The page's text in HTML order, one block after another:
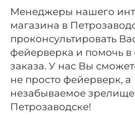
Менеджеры нашего
магазина в
проконсультировать
фейерверка и помочь в
заказа. У нас Вы
не просто фейерверк, а
незабываемое
Петрозаводске!